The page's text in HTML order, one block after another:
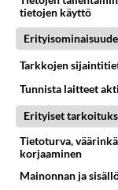
Demarien
luontohaitalle
ehdottaa 500...
06.02.2024 19:30
tietojen käyttö
Tarkkojen
Tunnista laitteet
Erityiset
Tietoturva,
korjaaminen
Mainonnan ja